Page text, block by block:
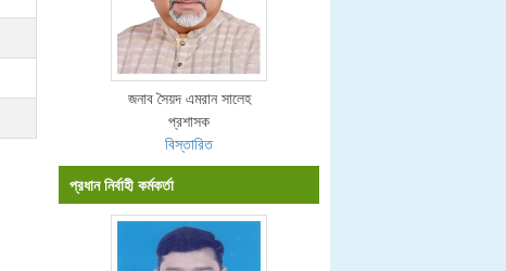
জনাব সৈয়দ এমরান সালেহ
প্রশাসক
বিস্তারিত
প্রধান নির্বাহী কর্মকর্তা